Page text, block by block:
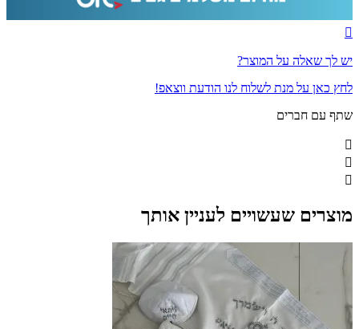
יש לך שאלה על המוצר?
לחץ כאן על מנת לשלוח לנו הודעת ווצאפ!
שתף עם חברים
מוצרים שעשויים לעניין אותך